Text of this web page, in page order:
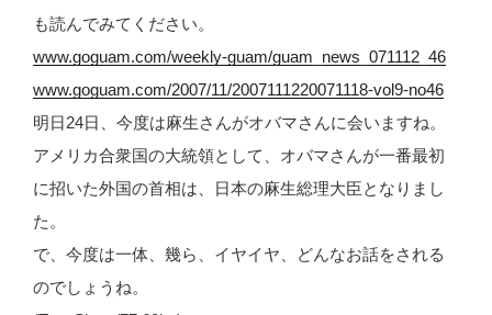
も読んでみてください。
www.goguam.com/weekly-guam/guam_news_071112_46
www.goguam.com/2007/11/2007111220071118-vol9-no46
明日24日、今度は麻生さんがオバマさんに会いますね。
アメリカ合衆国の大統領として、オバマさんが一番最初
に招いた外国の首相は、日本の麻生総理大臣となりまし
た。
で、今度は一体、幾ら、イヤイヤ、どんなお話をされる
のでしょうね。